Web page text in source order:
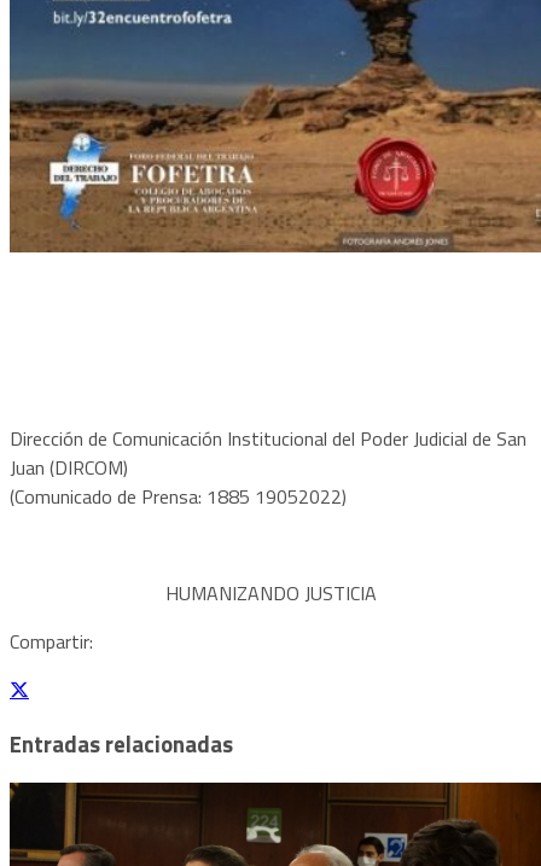
Dirección de Comunicación Institucional del Poder Judicial de San
Juan (DIRCOM)
(Comunicado de Prensa: 1885 19052022)
HUMANIZANDO JUSTICIA
Compartir:
Entradas relacionadas